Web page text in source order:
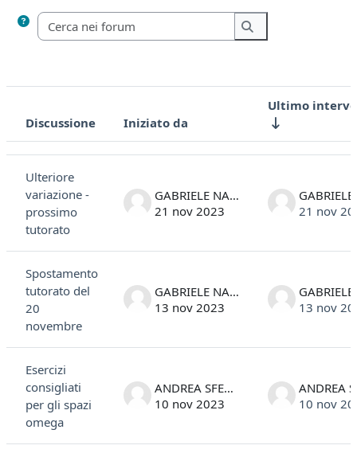
Cerca nei forum
Cerca nei forum
Stato
Discussione Iniziato da
Ultimo
Ulteriore
variazione -
prossimo
tutorato
GABRIELE NANI
21 nov 2023
21 nov
Spostamento
tutorato del
20
novembre
GABRIELE NANI
13 nov 2023
13 nov
Esercizi
consigliati
per gli spazi
omega
ANDREA SFECCI
10 nov 2023
10 nov